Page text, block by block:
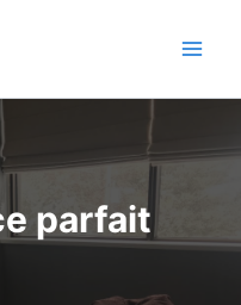
parfait